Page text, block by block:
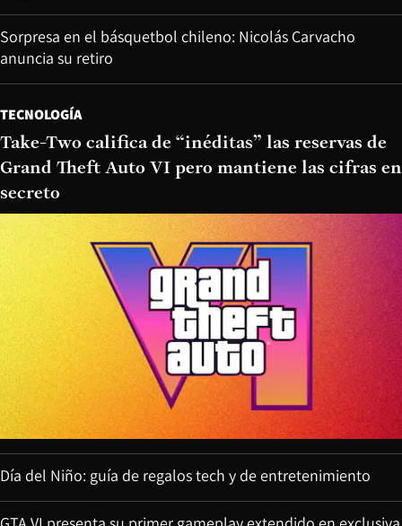
Sorpresa en el básquetbol chileno: Nicolás Carvacho
anuncia su retiro
TECNOLOGÍA
Take-Two califica de “inéditas” las reservas de
Grand Theft Auto VI pero mantiene las cifras en
secreto
Día del Niño: guía de regalos tech y de entretenimiento